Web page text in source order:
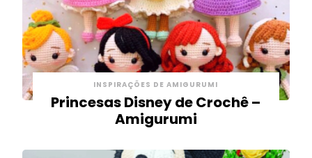
INSPIRAÇÕES DE AMIGURUMI
Princesas Disney de Crochê –
Amigurumi